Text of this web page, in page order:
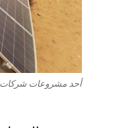
أحد مشروعات شركات